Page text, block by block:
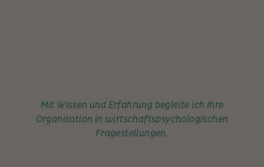
Mit Wissen und Erfahrung begleite ich Ihre
Organisation in wirtschaftspsychologischen
Fragestellungen.